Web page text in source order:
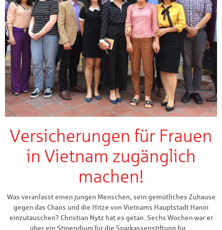
Versicherungen für Frauen
in Vietnam zugänglich
machen!
Was veranlasst einen jungen Menschen, sein gemütliches Zuhause
gegen das Chaos und die Hitze von Vietnams Hauptstadt Hanoi
einzutauschen? Christian Nytz hat es getan. Sechs Wochen war er
über ein Stipendium für die Sparkassenstiftung für…